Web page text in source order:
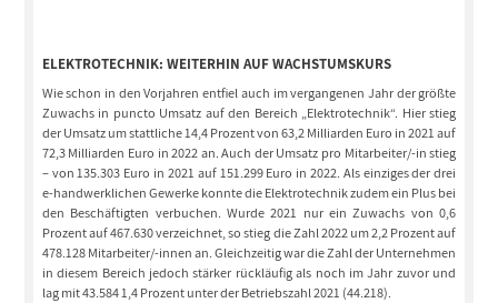
ELEKTROTECHNIK: WEITERHIN AUF WACHSTUMSKURS
Wie schon in den Vorjahren entfiel auch im vergangenen Jahr der größte
Zuwachs in puncto Umsatz auf den Bereich „Elektrotechnik“. Hier stieg
der Umsatz um stattliche 14,4 Prozent von 63,2 Milliarden Euro in 2021 auf
72,3 Milliarden Euro in 2022 an. Auch der Umsatz pro Mitarbeiter/-in stieg
– von 135.303 Euro in 2021 auf 151.299 Euro in 2022. Als einziges der drei
e-handwerklichen Gewerke konnte die Elektrotechnik zudem ein Plus bei
den Beschäftigten verbuchen. Wurde 2021 nur ein Zuwachs von 0,6
Prozent auf 467.630 verzeichnet, so stieg die Zahl 2022 um 2,2 Prozent auf
478.128 Mitarbeiter/-innen an. Gleichzeitig war die Zahl der Unternehmen
in diesem Bereich jedoch stärker rückläufig als noch im Jahr zuvor und
lag mit 43.584 1,4 Prozent unter der Betriebszahl 2021 (44.218).